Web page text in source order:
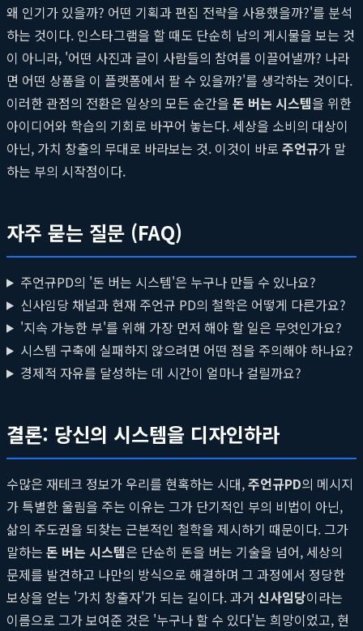
왜 인기가 있을까? 어떤 기획과 편집 전략을 사용했을까?'를 분석
하는 것이다. 인스타그램을 할 때도 단순히 남의 게시물을 보는 것
이 아니라, '어떤 사진과 글이 사람들의 참여를 이끌어낼까? 나라
면 어떤 상품을 이 플랫폼에서 팔 수 있을까?'를 생각하는 것이다.
이러한 관점의 전환은 일상의 모든 순간을 돈 버는 시스템을 위한
아이디어와 학습의 기회로 바꾸어 놓는다. 세상을 소비의 대상이
아닌, 가치 창출의 무대로 바라보는 것. 이것이 바로 주언규가 말
하는 부의 시작점이다.
자주 묻는 질문 (FAQ)
주언규PD의 '돈 버는 시스템'은 누구나 만들 수 있나요?
신사임당 채널과 현재 주언규 PD의 철학은 어떻게 다른가요?
'지속 가능한 부'를 위해 가장 먼저 해야 할 일은 무엇인가요?
시스템 구축에 실패하지 않으려면 어떤 점을 주의해야 하나요?
경제적 자유를 달성하는 데 시간이 얼마나 걸릴까요?
결론: 당신의 시스템을 디자인하라
수많은 재테크 정보가 우리를 현혹하는 시대,주언규PD의 메시지
가 특별한 울림을 주는 이유는 그가 단기적인 부의 비법이 아닌,
삶의 주도권을 되찾는 근본적인 철학을 제시하기 때문이다. 그가
말하는 돈 버는 시스템은 단순히 돈을 버는 기술을 넘어, 세상의
문제를 발견하고 나만의 방식으로 해결하며 그 과정에서 정당한
보상을 얻는 '가치 창출자'가 되는 길이다. 과거 신사임당이라는
이름으로 그가 보여준 것은 '누구나 할 수 있다'는 희망이었고, 현